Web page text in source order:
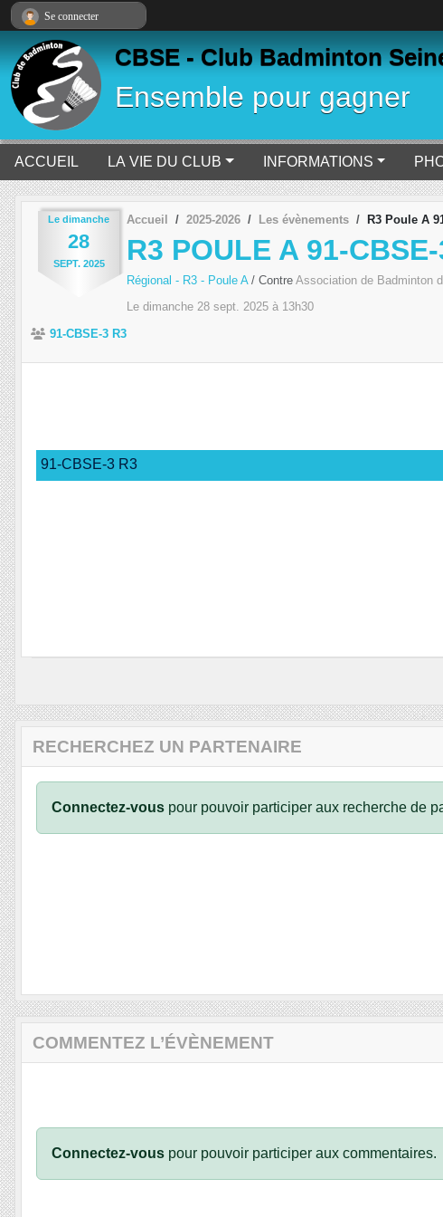
CBSE - Club Badminton
Ensemble pour gagner
ACCUEIL LA VIE DU CLUB INFORMATIONS
Le dimanche
28
SEPT. 2025
Accueil 2025-2026 Les évènements R3 Poule A
R3 POULE A 91-
Régional - R3 - Poule A / Contre Association de Badminton
Le dimanche 28 sept. 2025 à 13h30
91-CBSE-3 R3
91-CBSE-3 R3
RECHERCHEZ UN PARTENAIRE
Connectez-vous pour pouvoir participer aux recherche de
COMMENTEZ L’ÉVÈNEMENT
Connectez-vous pour pouvoir participer aux commentaires.
Se connecter
Panneau de gestion des cookies